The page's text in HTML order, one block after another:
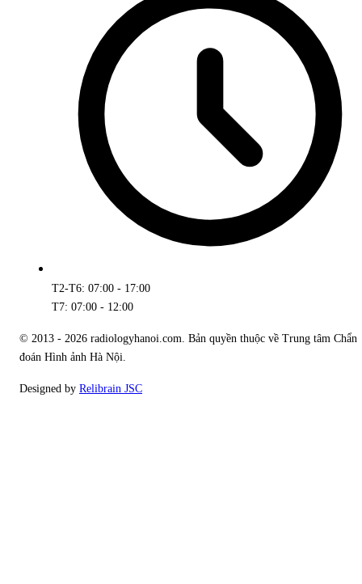
T2-T6: 07:00 - 17:00
T7: 07:00 - 12:00
© 2013 - 2026 radiologyhanoi.com. Bản quyền thuộc về Trung tâm Chẩn
đoán Hình ảnh Hà Nội.
Designed by Relibrain JSC